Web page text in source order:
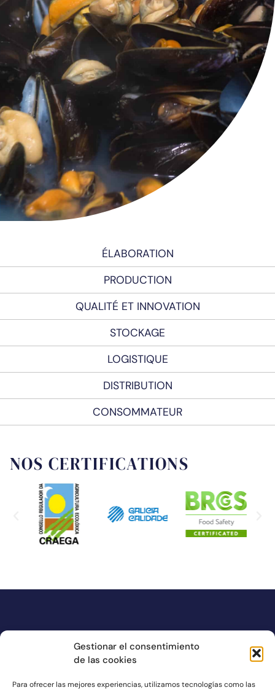
Gestionar el consentimiento
de las cookies
Para ofrecer las mejores experiencias, utilizamos tecnologías como las
ÉLABORATION
PRODUCTION
QUALITÉ ET INNOVATION
STOCKAGE
LOGISTIQUE
DISTRIBUTION
CONSOMMATEUR
NOS CERTIFICATIONS